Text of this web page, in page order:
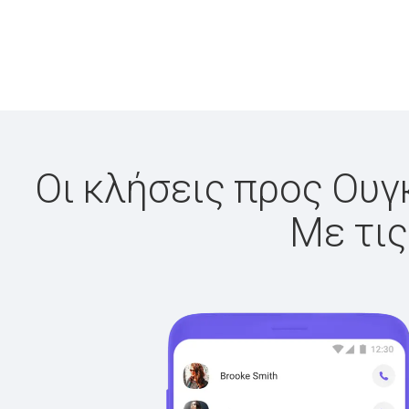
Οι κλήσεις προς
Με